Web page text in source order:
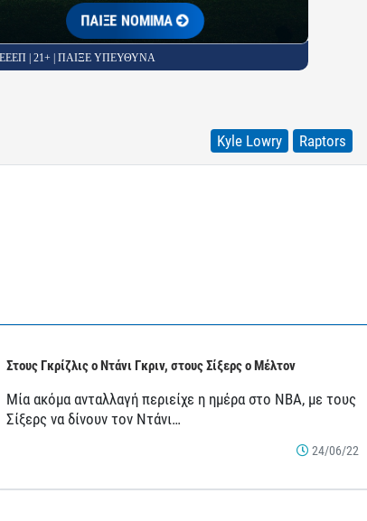
ΠΑΙΞΕ ΝΟΜΙΜΑ
ΕΕΕΠ | 21+ | ΠΑΙΞΕ ΥΠΕΥΘΥΝΑ
Kyle Lowry Raptors
Στους Γκρίζλις ο Ντάνι Γκριν, στους Σίξερς ο Μέλτον
Μία ακόμα ανταλλαγή περιείχε η ημέρα στο ΝΒΑ, με τους
Σίξερς να δίνουν τον Ντάνι…
24/06/22